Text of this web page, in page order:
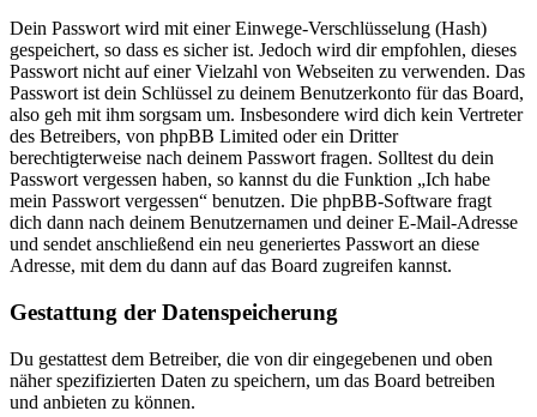
Dein Passwort wird mit einer Einwege-Verschlüsselung (Hash)
gespeichert, so dass es sicher ist. Jedoch wird dir empfohlen, dieses
Passwort nicht auf einer Vielzahl von Webseiten zu verwenden. Das
Passwort ist dein Schlüssel zu deinem Benutzerkonto für das Board,
also geh mit ihm sorgsam um. Insbesondere wird dich kein Vertreter
des Betreibers, von phpBB Limited oder ein Dritter
berechtigterweise nach deinem Passwort fragen. Solltest du dein
Passwort vergessen haben, so kannst du die Funktion „Ich habe
mein Passwort vergessen“ benutzen. Die phpBB-Software fragt
dich dann nach deinem Benutzernamen und deiner E-Mail-Adresse
und sendet anschließend ein neu generiertes Passwort an diese
Adresse, mit dem du dann auf das Board zugreifen kannst.
Gestattung der Datenspeicherung
Du gestattest dem Betreiber, die von dir eingegebenen und oben
näher spezifizierten Daten zu speichern, um das Board betreiben
und anbieten zu können.